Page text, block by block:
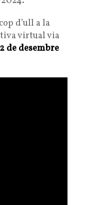
d’ull a la
virtual via
de desembre